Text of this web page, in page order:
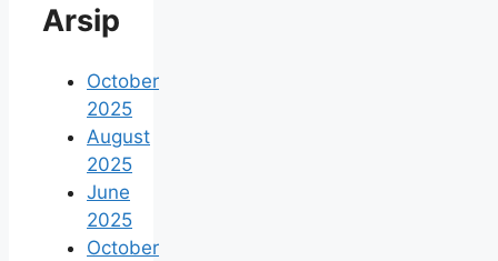
Arsip
October
2025
August
2025
June
2025
October